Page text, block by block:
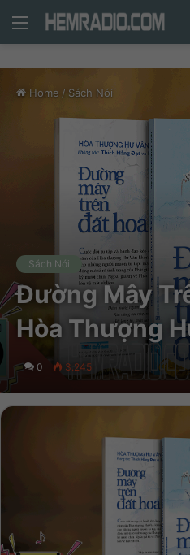
Menu
Home / Sách Nói
Sách Nói
Đường Mây
Hòa Thượng
0 3.245